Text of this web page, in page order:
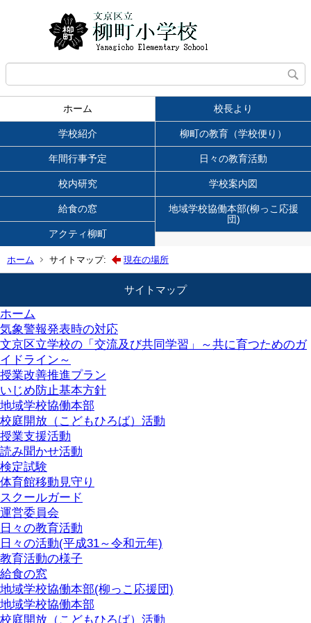
ホーム 校長より
学校紹介 柳町の教育（学校便り）
年間行事予定 日々の教育活動
校内研究 学校案内図
給食の窓
地域学校協働本部(柳っこ応援
団)
アクティ柳町
ホーム サイトマップ: 現在の場所
サイトマップ
ホーム
気象警報発表時の対応
文京区立学校の「交流及び共同学習」～共に育つためのガ
イドライン～
授業改善推進プラン
いじめ防止基本方針
地域学校協働本部
校庭開放（こどもひろば）活動
授業支援活動
読み聞かせ活動
検定試験
体育館移動見守り
スクールガード
運営委員会
日々の教育活動
日々の活動(平成31～令和元年)
教育活動の様子
給食の窓
地域学校協働本部(柳っこ応援団)
地域学校協働本部
校庭開放（こどもひろば）活動